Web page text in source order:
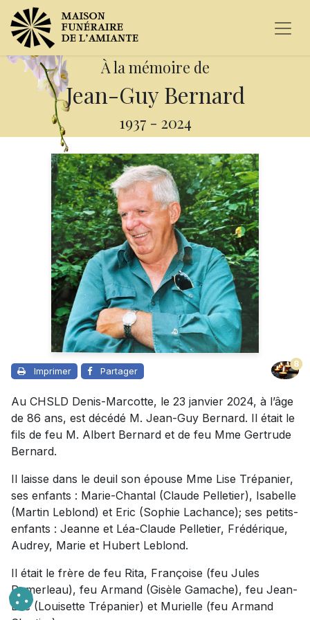
À la mémoire de
Jean-Guy Bernard
1937 - 2024
Imprimer Partager
8
Au CHSLD Denis-Marcotte, le 23 janvier 2024, à l’âge
de 86 ans, est décédé M. Jean-Guy Bernard. Il était le
fils de feu M. Albert Bernard et de feu Mme Gertrude
Bernard.
Il laisse dans le deuil son épouse Mme Lise Trépanier,
ses enfants : Marie-Chantal (Claude Pelletier), Isabelle
(Martin Leblond) et Eric (Sophie Lachance); ses petits-
enfants : Jeanne et Léa-Claude Pelletier, Frédérique,
Audrey, Marie et Hubert Leblond.
Il était le frère de feu Rita, Françoise (feu Jules
Pomerleau), feu Armand (Gisèle Gamache), feu Jean-
Luc (Louisette Trépanier) et Murielle (feu Armand